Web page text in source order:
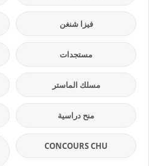
فيزا شنغن
مستجدات
مسلك الماستر
منح دراسية
CONCOURS CHU